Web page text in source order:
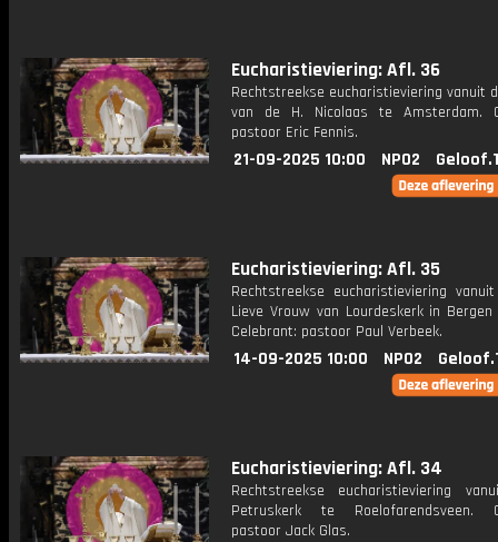
Eucharistieviering: Afl. 36
Rechtstreekse eucharistieviering vanuit
van de H. Nicolaas te Amsterdam.
pastoor Eric Fennis.
21-09-2025 10:00 NPO2
Eucharistieviering: Afl. 35
Rechtstreekse eucharistieviering
Lieve Vrouw van Lourdeskerk in
Celebrant: pastoor Paul Verbeek.
14-09-2025 10:00 NPO2
Eucharistieviering: Afl. 34
Rechtstreekse eucharistieviering
Petruskerk te Roelofarendsveen.
pastoor Jack Glas.